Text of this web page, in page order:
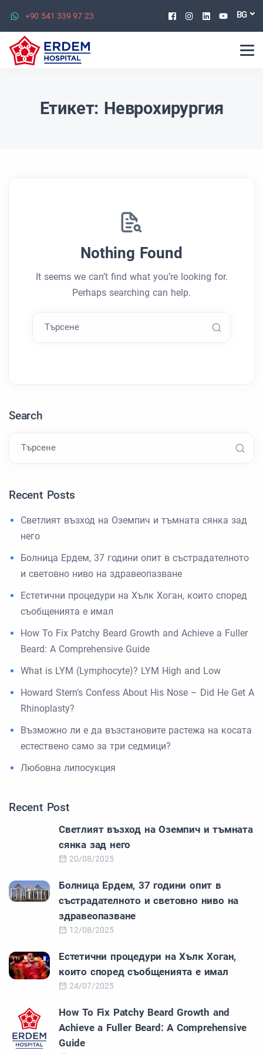
+90 541 339 97 23 Facebook
Instagram
Linkedin
BG
Етикет: Неврохирургия
Nothing Found
It seems we can’t find what you’re looking for.
Perhaps searching can help.
Търсене
Search
Търсене
Recent Posts
Светлият възход на Оземпич и тъмната сянка зад
него
Болница Ердем, 37 години опит в състрадателното
и световно ниво на здравеопазване
Естетични процедури на Хълк Хоган, които според
съобщенията е имал
How To Fix Patchy Beard Growth and Achieve a Fuller
Beard: A Comprehensive Guide
What is LYM (Lymphocyte)? LYM High and Low
Howard Stern’s Confess About His Nose – Did He Get A
Rhinoplasty?
Възможно ли е да възстановите растежа на косата
естествено само за три седмици?
Любовна липосукция
Recent Post
Светлият възход на Оземпич и тъмната
сянка зад него
20/08/2025
Болница Ердем, 37 години опит в
състрадателното и световно ниво на
здравеопазване
12/08/2025
Естетични процедури на Хълк Хоган,
които според съобщенията е имал
24/07/2025
How To Fix Patchy Beard Growth and
Achieve a Fuller Beard: A Comprehensive
Guide